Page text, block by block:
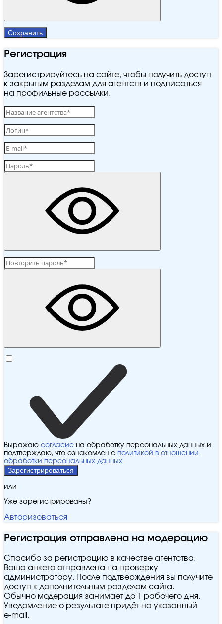
Сохранить
Регистрация
Зарегистрируйтесь на сайте, чтобы получить доступ
к закрытым разделам для агентств и подписаться
на профильные рассылки.
Выражаю согласие на обработку персональных данных и
подтверждаю, что ознакомлен с политикой в отношении
обработки персональных данных
Зарегистрироваться
или
Уже зарегистрированы?
Авторизоваться
Регистрация отправлена на модерацию
Спасибо за регистрацию в качестве агентства.
Ваша анкета отправлена на проверку
администратору. После подтверждения вы получите
доступ к дополнительным разделам сайта.
Обычно модерация занимает до 1 рабочего дня.
Уведомление о результате придёт на указанный
e‑mail.